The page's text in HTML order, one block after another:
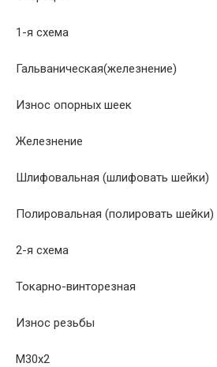
1-я схема
Гальваническая(железнение)
Износ опорных шеек
Железнение
Шлифовальная (шлифовать шейки)
Полировальная (полировать шейки)
2-я схема
Токарно-винторезная
Износ резьбы
М30х2